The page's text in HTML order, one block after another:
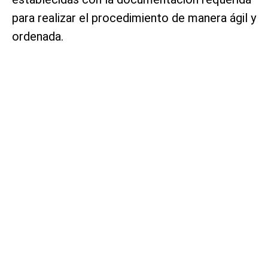
para realizar el procedimiento de manera ágil y
ordenada.